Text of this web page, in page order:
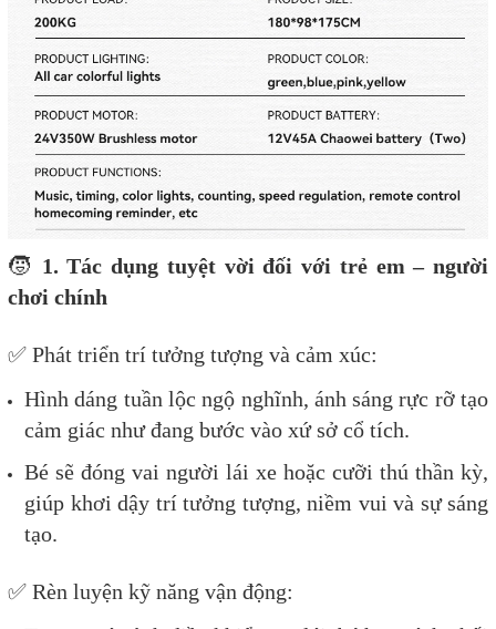
🧒 1. Tác dụng tuyệt vời đối với trẻ em – người
chơi chính
✅ Phát triển trí tưởng tượng và cảm xúc:
Hình dáng tuần lộc ngộ nghĩnh, ánh sáng rực rỡ tạo
cảm giác như đang bước vào xứ sở cổ tích.
Bé sẽ đóng vai người lái xe hoặc cưỡi thú thần kỳ,
giúp khơi dậy trí tưởng tượng, niềm vui và sự sáng
tạo.
✅ Rèn luyện kỹ năng vận động: